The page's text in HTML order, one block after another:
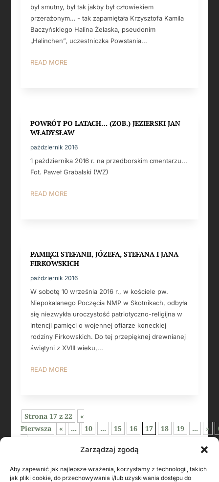
Zarządzaj zgodą
Aby zapewnić jak najlepsze wrażenia, korzystamy z technologii, takich
jak pliki cookie, do przechowywania i/lub uzyskiwania dostępu do
był smutny, był tak jakby był człowiekiem
przerażonym… - tak zapamiętała Krzysztofa Kamila
Baczyńskiego Halina Żelaska, pseudonim
„Halinchen”, uczestniczka Powstania...
READ MORE
POWRÓT PO LATACH… (ZOB.) JEZIERSKI JAN
WŁADYSŁAW
październik 2016
1 pażdziernika 2016 r. na przedborskim cmentarzu...
Fot. Paweł Grabalski (WZ)
READ MORE
PAMIĘCI STEFANII, JÓZEFA, STEFANA I JANA
FIRKOWSKICH
październik 2016
W sobotę 10 września 2016 r., w kościele pw.
Niepokalanego Poczęcia NMP w Skotnikach, odbyła
się niezwykła uroczystość patriotyczno-religijna w
intencji pamięci o wojennej ofiarze koneckiej
rodziny Firkowskich. Do tej przepięknej drewnianej
świątyni z XVIII wieku,...
READ MORE
Strona 17 z 22
«
Pierwsza
« ... 10 ... 15 16 17 18 19 ... »